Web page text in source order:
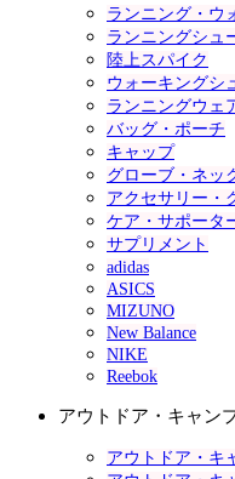
ランニング・ウ
ランニングシュ
陸上スパイク
ウォーキングシ
ランニングウェ
バッグ・ポーチ
キャップ
グローブ・ネッ
アクセサリー・
ケア・サポータ
サプリメント
adidas
ASICS
MIZUNO
New Balance
NIKE
Reebok
アウトドア・キャン
アウトドア・キ